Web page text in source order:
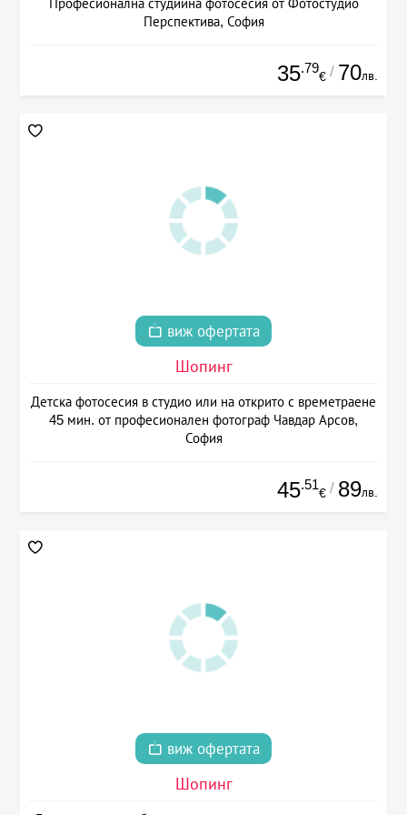
Перспектива, София
35.79
€ / 70лв.
виж офертата
Шопинг
Детска фотосесия в студио или на открито с времетраене
45 мин. от професионален фотограф Чавдар Арсов,
София
45.51
€ / 89лв.
виж офертата
Шопинг